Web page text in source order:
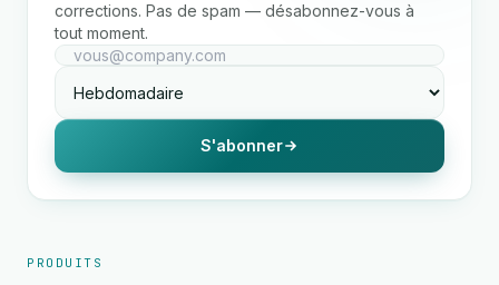
corrections. Pas de spam — désabonnez-vous à
tout moment.
S'abonner
PRODUITS